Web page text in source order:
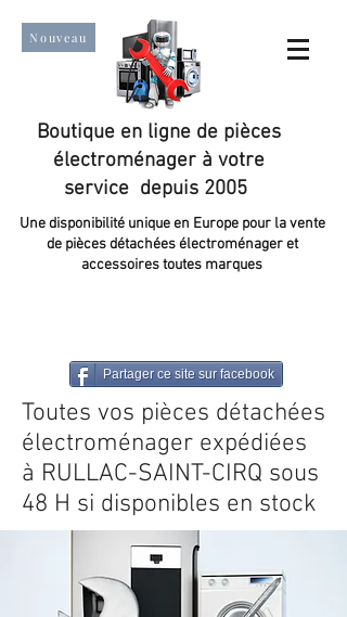
Nouveau
Boutique en ligne de pièces
électroménager à votre
service depuis 2005
Une disponibilité unique en Europe pour la vente
de pièces détachées électroménager et
accessoires toutes marques
Partager ce site sur facebook
Toutes vos pièces détachées
électroménager expédiées
à RULLAC-SAINT-CIRQ sous
48 H si disponibles en stock